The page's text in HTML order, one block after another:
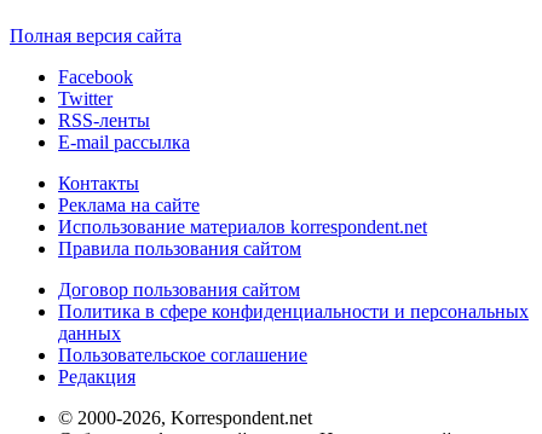
Полная версия сайта
Facebook
Twitter
RSS-ленты
E-mail рассылка
Контакты
Реклама на сайте
Использование материалов korrespondent.net
Правила пользования сайтом
Договор пользования сайтом
Политика в сфере конфиденциальности и персональных
данных
Пользовательское соглашение
Редакция
© 2000-2026, Korrespondent.net